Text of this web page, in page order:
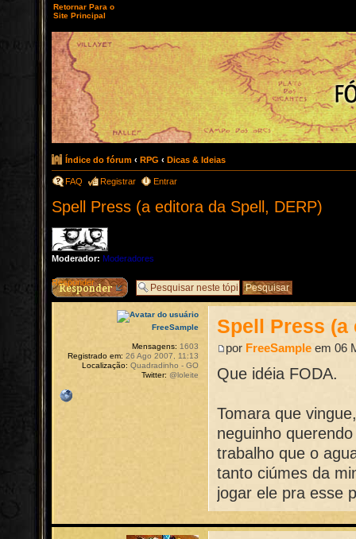
Retornar Para o
Site Principal
Índice do fórum ‹ RPG ‹ Dicas & Ideias
FAQ Registrar Entrar
Spell Press (a editora da Spell, DERP)
Moderador: Moderadores
Responder
Spell Press (a
por FreeSample em 06
Que idéia FODA.
Tomara que
neguinho
trabalho que o
tanto ciúmes da
jogar ele pra esse
FreeSample
Mensagens: 1603
Registrado em: 26 Ago 2007, 11:13
Localização: Quadradinho - GO
Twitter: @loleite